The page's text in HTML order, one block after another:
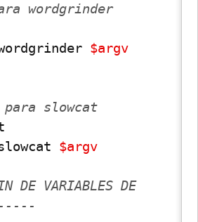
wordgrinder
$argv
slowcat
$argv
VARIABLES DE